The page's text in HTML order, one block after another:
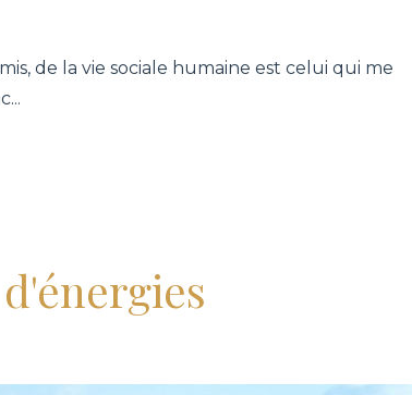
de la vie sociale humaine est celui qui me
...